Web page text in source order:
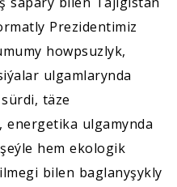
Prezidentimiz
howpsuzlyk,
ulgamlarynda
täze
ulgamynda
hem ekologik
bilen baglanyşykly